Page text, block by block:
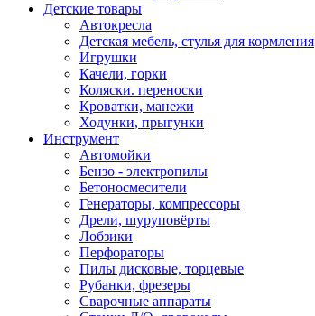
Детские товары
Автокресла
Детская мебель, стулья для кормления
Игрушки
Качели, горки
Коляски. переноски
Кроватки, манежи
Ходунки, прыгунки
Инструмент
Автомойки
Бензо - электропилы
Бетоносмесители
Генераторы, компрессоры
Дрели, шуруповёрты
Лобзики
Перфораторы
Пилы дисковые, торцевые
Рубанки, фрезеры
Сварочные аппараты